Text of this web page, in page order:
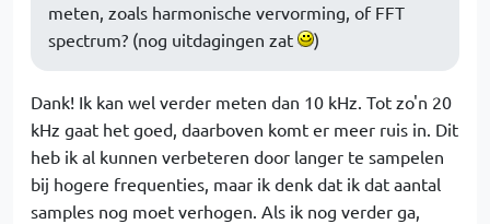
meten, zoals harmonische vervorming, of FFT
spectrum? (nog uitdagingen zat
)
Dank! Ik kan wel verder meten dan 10 kHz. Tot zo'n 20
kHz gaat het goed, daarboven komt er meer ruis in. Dit
heb ik al kunnen verbeteren door langer te sampelen
bij hogere frequenties, maar ik denk dat ik dat aantal
samples nog moet verhogen. Als ik nog verder ga,